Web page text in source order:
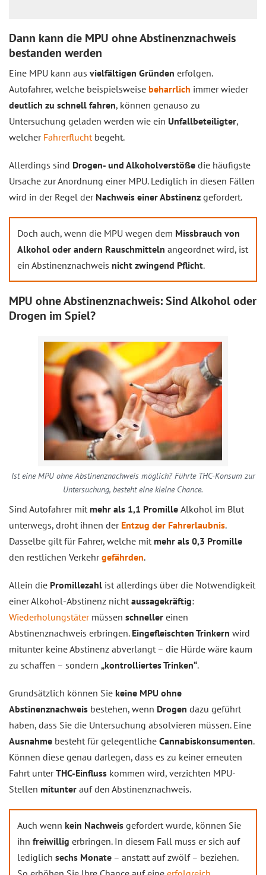
Dann kann die MPU ohne Abstinenznachweis
bestanden werden
Eine MPU kann aus vielfältigen Gründen erfolgen.
Autofahrer, welche beispielsweise beharrlich immer wieder
deutlich zu schnell fahren, können genauso zu
Untersuchung geladen werden wie ein Unfallbeteiligter,
welcher Fahrerfluchtbegeht.
Allerdings sind Drogen- und Alkoholverstöße die häufigste
Ursache zur Anordnung einer MPU. Lediglich in diesen Fällen
wird in der Regel der Nachweis einer Abstinenz gefordert.
Doch auch, wenn die MPU wegen dem Missbrauch von
Alkohol oder andern Rauschmitteln angeordnet wird, ist
ein Abstinenznachweis nicht zwingend Pflicht.
MPU ohne Abstinenznachweis: Sind Alkohol oder
Drogen im Spiel?
Ist eine MPU ohne Abstinenznachweis möglich? Führte THC-Konsum zur
Untersuchung, besteht eine kleine Chance.
Sind Autofahrer mit mehr als 1,1 Promille Alkohol im Blut
unterwegs, droht ihnen der Entzug der Fahrerlaubnis.
Dasselbe gilt für Fahrer, welche mit mehr als 0,3 Promille
den restlichen Verkehrgefährden.
Allein die Promillezahl ist allerdings über die Notwendigkeit
einer Alkohol-Abstinenz nicht aussagekräftig:
Wiederholungstätermüssen schneller einen
Abstinenznachweis erbringen. Eingefleischten Trinkern wird
mitunter keine Abstinenz abverlangt – die Hürde wäre kaum
zu schaffen – sondern „kontrolliertes Trinken“.
Grundsätzlich können Sie keine MPU ohne
Abstinenznachweis bestehen, wenn Drogen dazu geführt
haben, dass Sie die Untersuchung absolvieren müssen. Eine
Ausnahme besteht für gelegentliche Cannabiskonsumenten.
Können diese genau darlegen, dass es zu keiner erneuten
Fahrt unterTHC-Einfluss kommen wird, verzichten MPU-
Stellen mitunter auf den Abstinenznachweis.
Auch wenn kein Nachweis gefordert wurde, können Sie
ihn freiwillig erbringen. In diesem Fall muss er sich auf
lediglich sechs Monate – anstatt auf zwölf – beziehen.